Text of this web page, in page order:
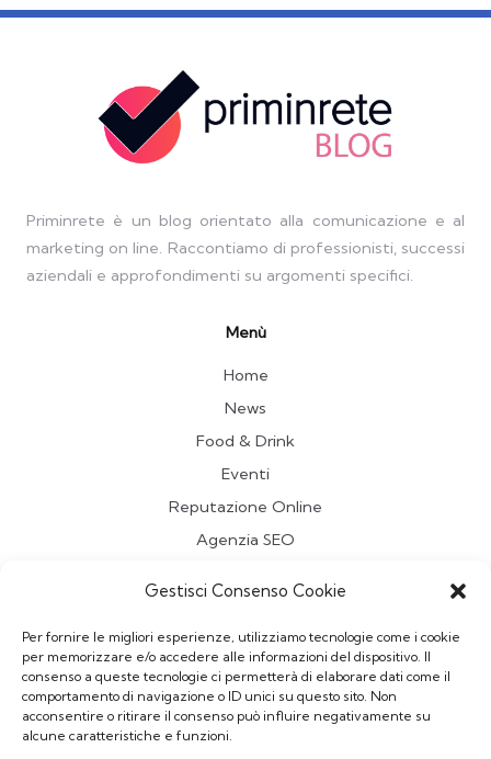
Gestisci Consenso Cookie
Per fornire le migliori esperienze, utilizziamo tecnologie come i cookie
per memorizzare e/o accedere alle informazioni del dispositivo. Il
consenso a queste tecnologie ci permetterà di elaborare dati come il
comportamento di navigazione o ID unici su questo sito. Non
acconsentire o ritirare il consenso può influire negativamente su
alcune caratteristiche e funzioni.
Priminrete è un blog orientato alla comunicazione e al
marketing on line. Raccontiamo di professionisti, successi
aziendali e approfondimenti su argomenti specifici.
Menù
Home
News
Food & Drink
Eventi
Reputazione Online
Agenzia SEO
Redazione
Vuoi pubblicare un Articolo sul Blog?
Scrivi aredazionepriminrete@gmail.com